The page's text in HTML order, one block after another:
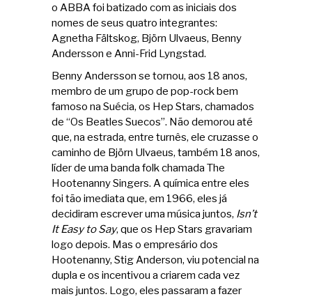
o ABBA foi batizado com as iniciais dos
nomes de seus quatro integrantes:
Agnetha Fältskog, Björn Ulvaeus, Benny
Andersson e Anni-Frid Lyngstad.
Benny Andersson se tornou, aos 18 anos,
membro de um grupo de pop-rock bem
famoso na Suécia, os Hep Stars, chamados
de “Os Beatles Suecos”. Não demorou até
que, na estrada, entre turnês, ele cruzasse o
caminho de Björn Ulvaeus, também 18 anos,
líder de uma banda folk chamada The
Hootenanny Singers. A química entre eles
foi tão imediata que, em 1966, eles já
decidiram escrever uma música juntos, Isn’t
It Easy to Say, que os Hep Stars gravariam
logo depois. Mas o empresário dos
Hootenanny, Stig Anderson, viu potencial na
dupla e os incentivou a criarem cada vez
mais juntos. Logo, eles passaram a fazer